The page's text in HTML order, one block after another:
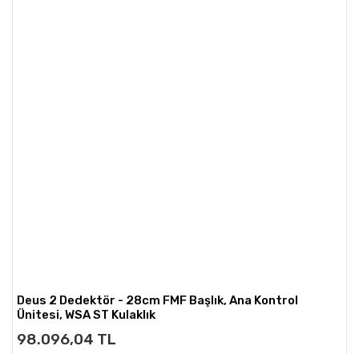
Deus 2 Dedektör - 28cm FMF Başlık, Ana Kontrol
Ünitesi, WSA ST Kulaklık
98.096,04 TL